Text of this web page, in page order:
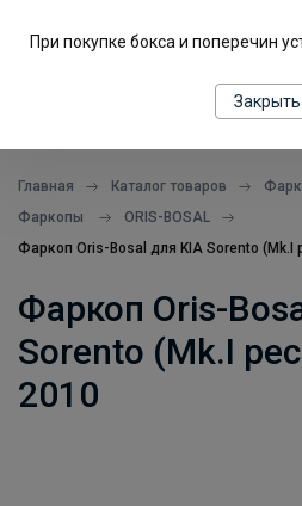
Главная Каталог товаров
Фаркопы
ORIS-BOSAL
Фаркоп Oris-Bosal для KIA Sorento (Mk.I
Фаркоп Oris-
Sorento (Mk.I
2010
При покупке бокса и поперечин
Закрыть